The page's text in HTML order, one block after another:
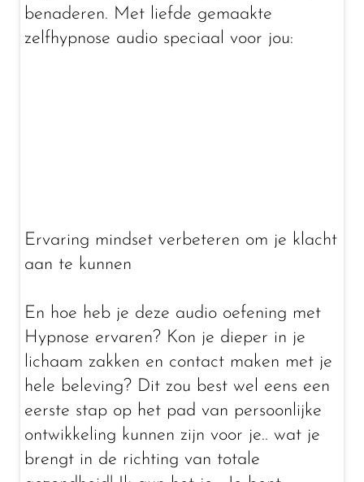
benaderen. Met liefde gemaakte
zelfhypnose audio speciaal voor jou:
Ervaring mindset verbeteren om je klacht
aan te kunnen
En hoe heb je deze audio oefening met
Hypnose ervaren? Kon je dieper in je
lichaam zakken en contact maken met je
hele beleving? Dit zou best wel eens een
eerste stap op het pad van persoonlijke
ontwikkeling kunnen zijn voor je.. wat je
brengt in de richting van totale